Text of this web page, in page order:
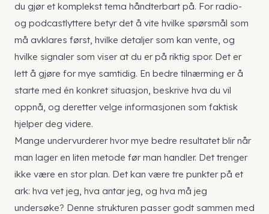
du gjør et komplekst tema håndterbart på. For radio-
og podcastlyttere betyr det å vite hvilke spørsmål som
må avklares først, hvilke detaljer som kan vente, og
hvilke signaler som viser at du er på riktig spor. Det er
lett å gjøre for mye samtidig. En bedre tilnærming er å
starte med én konkret situasjon, beskrive hva du vil
oppnå, og deretter velge informasjonen som faktisk
hjelper deg videre.
Mange undervurderer hvor mye bedre resultatet blir når
man lager en liten metode før man handler. Det trenger
ikke være en stor plan. Det kan være tre punkter på et
ark: hva vet jeg, hva antar jeg, og hva må jeg
undersøke? Denne strukturen passer godt sammen med